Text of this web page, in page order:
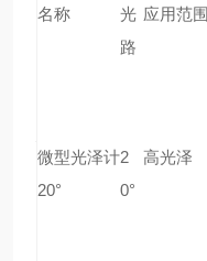
名称
光
路
应用范围
微型光泽计
20°
2
0°
高光泽